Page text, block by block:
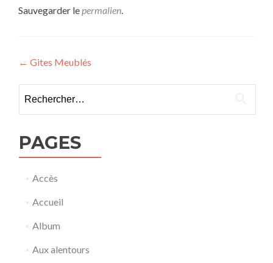
Sauvegarder lepermalien.
Navigation
de
l’article
← Gites Meublés
PAGES
Accès
Accueil
Album
Aux alentours